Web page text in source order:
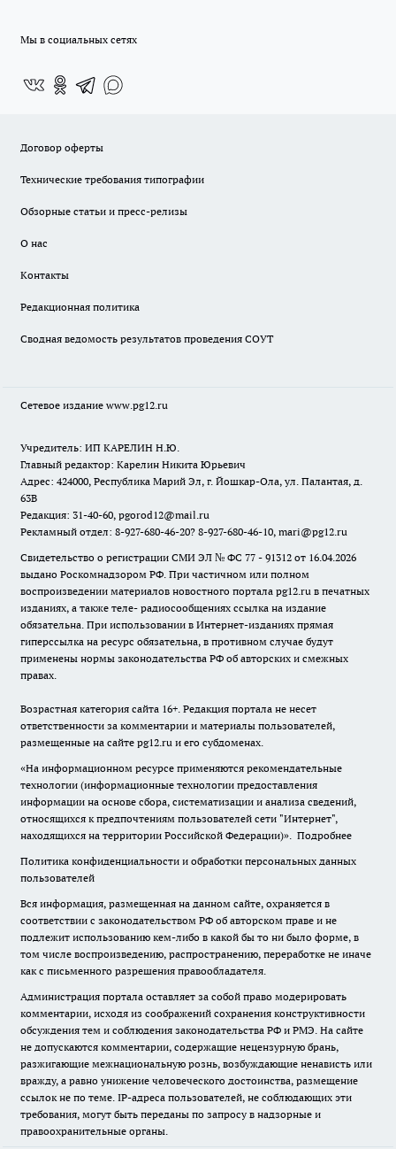
Мы в социальных сетях
Договор оферты
Технические требования типографии
Обзорные статьи и пресс-релизы
О нас
Контакты
Редакционная политика
Сводная ведомость результатов проведения СОУТ
Сетевое издание www.pg12.ru
Учредитель: ИП КАРЕЛИН Н.Ю.
Главный редактор: Карелин Никита Юрьевич
Адрес: 424000, Республика Марий Эл, г. Йошкар-Ола, ул. Палантая, д.
63В
Редакция: 31-40-60, pgorod12@mail.ru
Рекламный отдел: 8-927-680-46-20? 8-927-680-46-10, mari@pg12.ru
Свидетельство о регистрации СМИ ЭЛ № ФС 77 - 91312 от 16.04.2026
выдано Роскомнадзором РФ. При частичном или полном
воспроизведении материалов новостного портала pg12.ru в печатных
изданиях, а также теле- радиосообщениях ссылка на издание
обязательна. При использовании в Интернет-изданиях прямая
гиперссылка на ресурс обязательна, в противном случае будут
применены нормы законодательства РФ об авторских и смежных
правах.
Возрастная категория сайта 16+. Редакция портала не несет
ответственности за комментарии и материалы пользователей,
размещенные на сайте pg12.ru и его субдоменах.
«На информационном ресурсе применяются рекомендательные
технологии (информационные технологии предоставления
информации на основе сбора, систематизации и анализа сведений,
относящихся к предпочтениям пользователей сети "Интернет",
находящихся на территории Российской Федерации)». Подробнее
Политика конфиденциальности и обработки персональных данных
пользователей
Вся информация, размещенная на данном сайте, охраняется в
соответствии с законодательством РФ об авторском праве и не
подлежит использованию кем-либо в какой бы то ни было форме, в
том числе воспроизведению, распространению, переработке не иначе
как с письменного разрешения правообладателя.
Администрация портала оставляет за собой право модерировать
комментарии, исходя из соображений сохранения конструктивности
обсуждения тем и соблюдения законодательства РФ и РМЭ. На сайте
не допускаются комментарии, содержащие нецензурную брань,
разжигающие межнациональную рознь, возбуждающие ненависть или
вражду, а равно унижение человеческого достоинства, размещение
ссылок не по теме. IP-адреса пользователей, не соблюдающих эти
требования, могут быть переданы по запросу в надзорные и
правоохранительные органы.